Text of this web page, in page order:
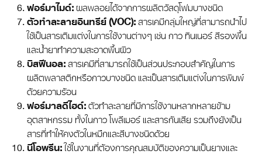
ฟอร์มาไมด์: ผลพลอยได้จากการผลิตวัสดุโฟมบางชนิด
ตัวทำละลายอินทรีย์ (VOC): สารเคมีกลุ่มใหญ่ที่สามารถนำไป
ใช้เป็นสารเติมแต่งในการใช้งานต่างๆ เช่น กาว ทินเนอร์ สีรองพื้น
และน้ำยาทำความสะอาดพื้นผิว
บิสฟีนอล: สารเคมีที่สามารถใช้เป็นส่วนประกอบสำคัญในการ
ผลิตพลาสติกหรือกาวบางชนิด และเป็นสารเติมแต่งในการพิมพ์
ด้วยความร้อน
ฟอร์มาลดีไฮด์: ตัวทำละลายที่มีการใช้งานหลากหลายข้าม
อุตสาหกรรม ทั้งในกาว โพลีเมอร์ และสารกันเสีย รวมถึงยังเป็น
สารที่ทำให้คงตัวในหมึกและสีบางชนิดด้วย
นีโอพรีน: ใช้ในงานที่ต้องการคุณสมบัติของความเป็นยางและ